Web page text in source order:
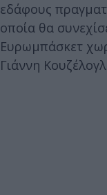
εδάφους
οποία θα
Ευρωμπάσκετ
Γιάννη